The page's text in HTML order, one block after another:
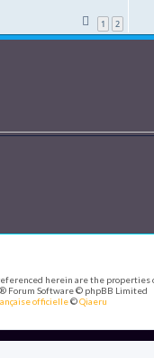
1 2
herein are the properties
® Forum Software © phpBB Limited
officielle©Qiaeru